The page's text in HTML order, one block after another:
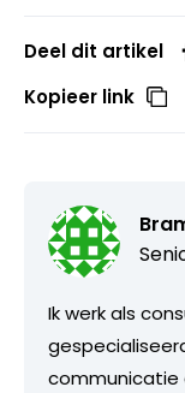
Deel dit artikel
Kopieer link
Ik werk als
communicatie